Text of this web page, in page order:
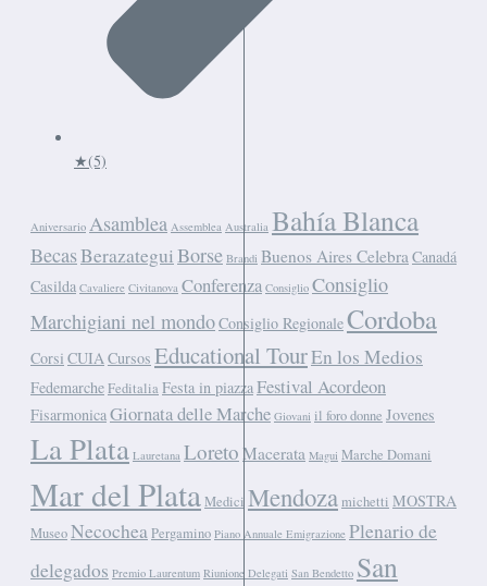
★(5)
Aniversario Asamblea Assemblea Australia Bahía Blanca
BecasBerazateguiBorse Brandi Buenos Aires Celebra Canadá
Casilda Cavaliere Civitanova Conferenza Consiglio Consiglio
Marchigiani nel mondoConsiglio RegionaleCordoba
Corsi CUIA Cursos Educational TourEn los Medios
FedemarcheFeditaliaFesta in piazzaFestival Acordeon
FisarmonicaGiornata delle Marche Giovani il foro donne Jovenes
La Plata Lauretana Loreto Macerata Magui Marche Domani
Mar del PlataMedici Mendozamichetti MOSTRA
MuseoNecocheaPergamino Piano Annuale Emigrazione Plenario de
delegados Premio Laurentum Riunione Delegati San Bendetto San